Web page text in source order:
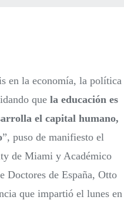
en la economía, la política
que la educación es
el capital humano,
”, puso de manifiesto el
de Miami y Académico
Doctores de España, Otto
que impartió el lunes en